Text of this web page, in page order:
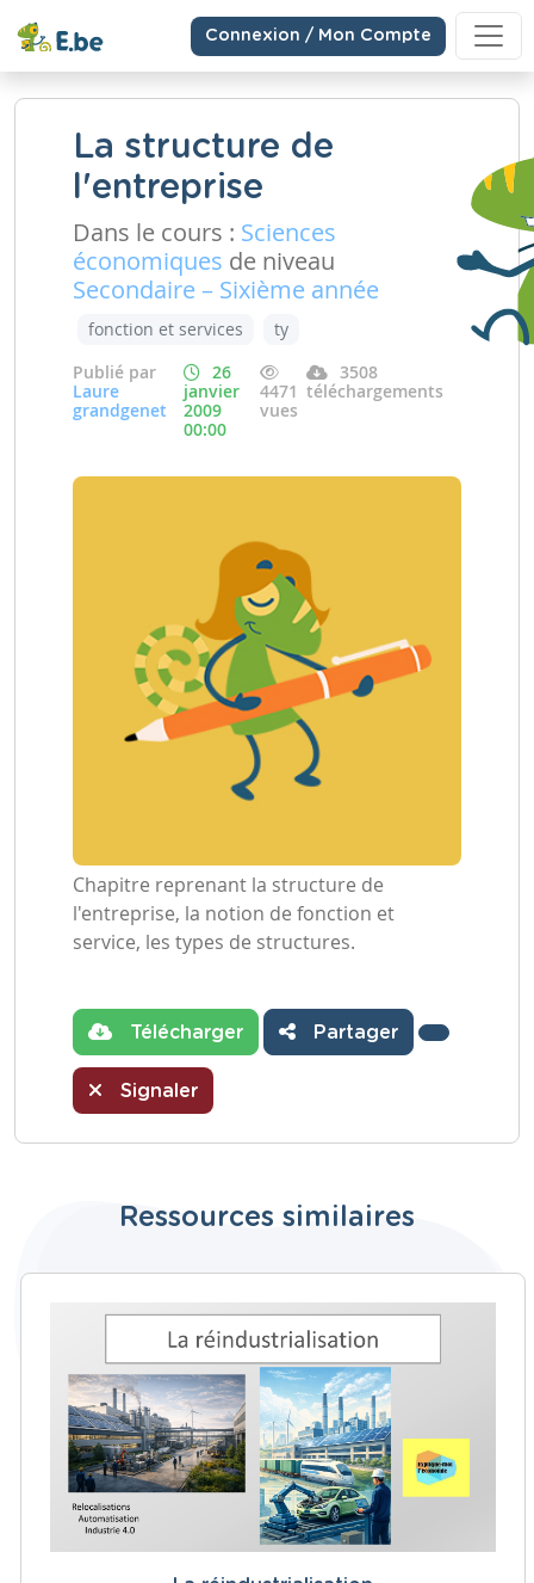
Connexion / Mon Compte
La structure de
l'entreprise
Dans le cours : Sciences
économiques de niveau
Secondaire – Sixième année
fonction et services
ty
Publié par
Laure
grandgenet
26
janvier
2009
00:00
4471
vues
3508
téléchargements
Chapitre reprenant la structure de
l'entreprise, la notion de fonction et
service, les types de structures.
Télécharger Partager
Signaler
Ressources similaires